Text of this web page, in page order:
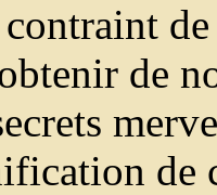
contraint
de
de